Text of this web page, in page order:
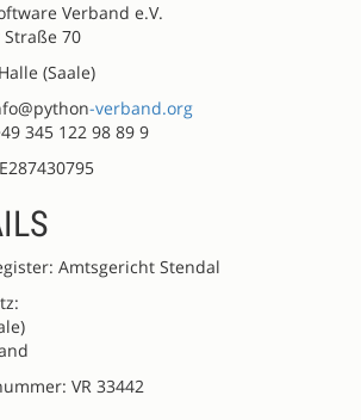
Verband e.V.
70
(Saale)
-verband.org
345 122 98 89 9
Amtsgericht Stendal
VR 33442